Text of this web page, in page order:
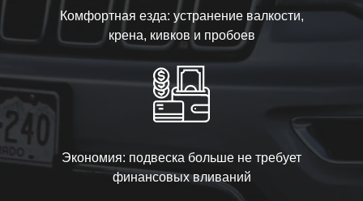
Комфортная езда: устранение валкости,
крена, кивков и пробоев
Экономия: подвеска больше не требует
финансовых вливаний